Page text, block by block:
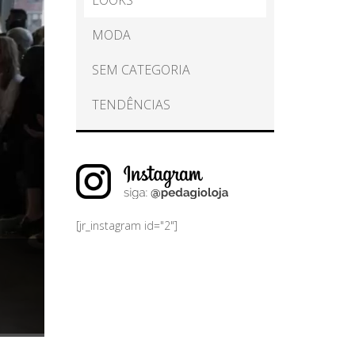
MODA
SEM CATEGORIA
TENDÊNCIAS
[jr_instagram id="2"]